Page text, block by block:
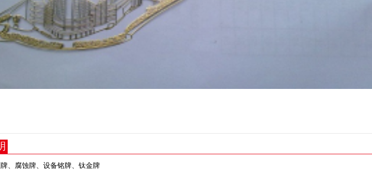
、腐蚀牌、设备铭牌、钛金牌